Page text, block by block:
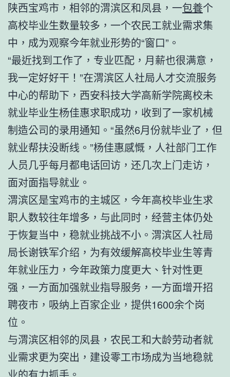
陕西宝鸡市，相邻的渭滨区和凤县，一包養个
高校毕业生数量较多，一个农民工就业需求集
中，成为观察今年就业形势的“窗口”。
“最近找到工作了，专业匹配，月薪也很满意，
我一定好好干！”在渭滨区人社局人才交流服务
中心的帮助下，西安科技大学高新学院离校未
就业毕业生杨佳惠求职成功，收到了一家机械
制造公司的录用通知。“虽然6月份就毕业了，但
就业帮扶没断线。”杨佳惠感慨，人社部门工作
人员几乎每月都电话回访，还几次上门走访，
面对面指导就业。
渭滨区是宝鸡市的主城区，今年高校毕业生求
职人数较往年增多，与此同时，经营主体仍处
于恢复当中，稳就业挑战不小。渭滨区人社局
局长谢铁军介绍，为有效缓解高校毕业生等青
年就业压力，今年政策力度更大、针对性更
强，一方面加强就业指导服务，一方面增开招
聘夜市，吸纳上百家企业，提供1600余个岗
位。
与渭滨区相邻的凤县，农民工和大龄劳动者就
业需求更为突出，建设零工市场成为当地稳就
业的有力抓手。